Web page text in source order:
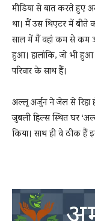
मीडिया से बात करते हुए
था। मैं उस थिएटर में बीते
साल में मैं वहां कम से कम
हुआ। हालांकि, जो भी
परिवार के साथ हैं।
अल्लू अर्जुन ने जेल से
जुबली हिल्स स्थित घर
किया। साथ ही वे ठीक हैं